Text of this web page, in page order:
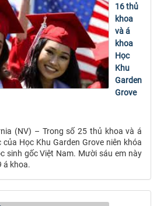
16 thủ
khoa
và á
khoa
Học
Khu
Garden
Grove
(NV) – Trong số 25 thủ khoa và á
Học Khu Garden Grove niên khóa
sinh gốc Việt Nam. Mười sáu em này
á khoa.